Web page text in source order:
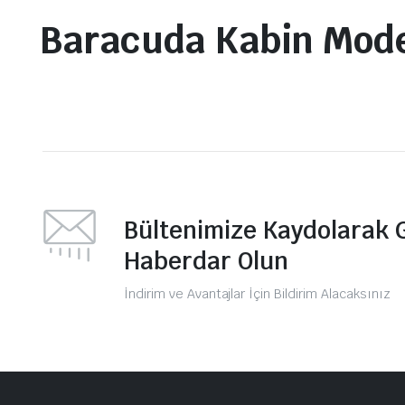
Baracuda Kabin
Bültenimize Kaydolarak
Haberdar Olun
İndirim ve Avantajlar İçin Bildirim Alacaksınız